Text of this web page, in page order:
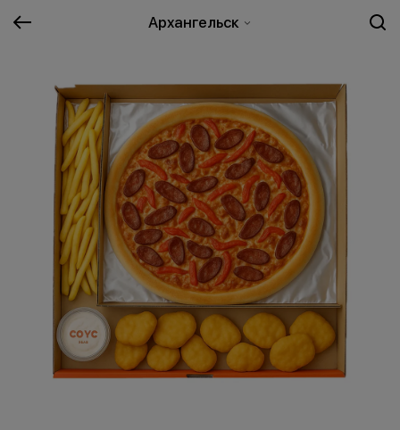
Архангельск